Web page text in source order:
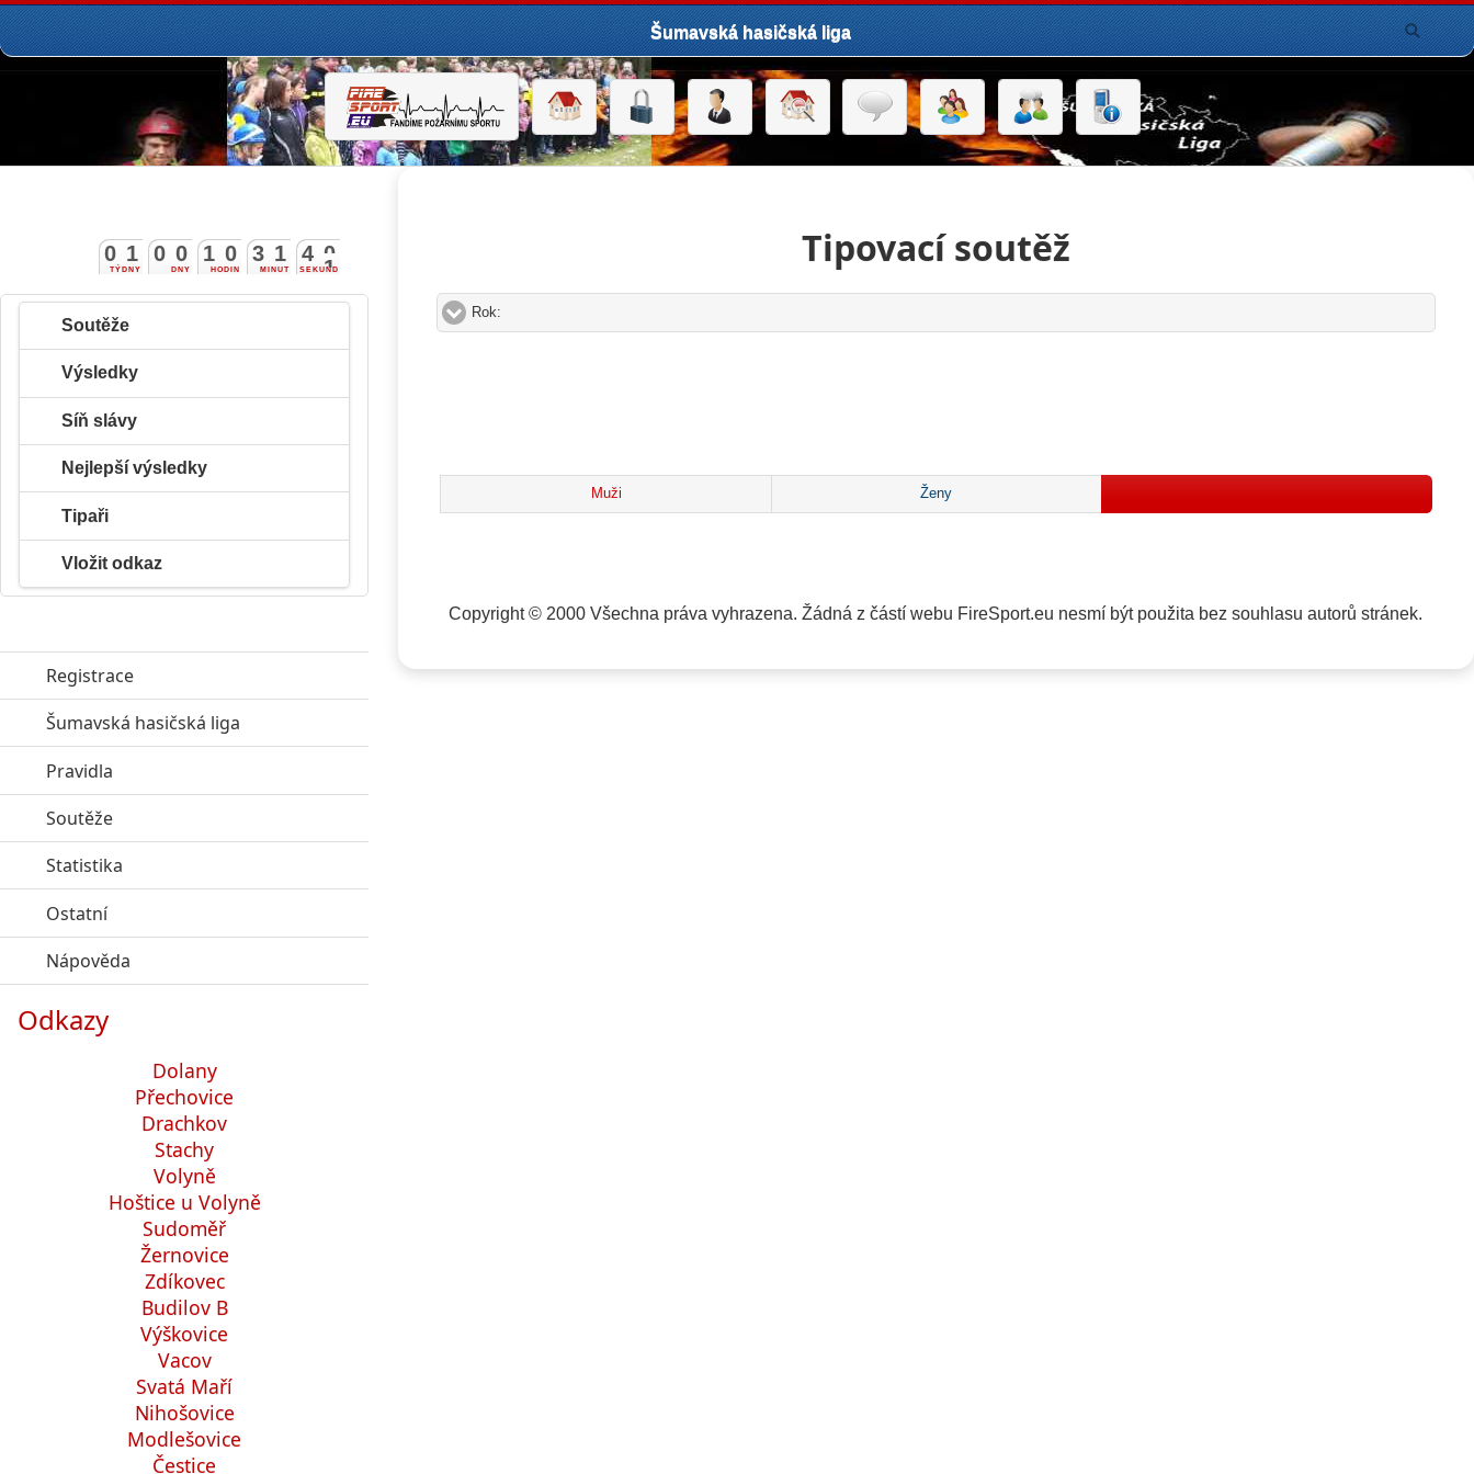
Šumavská hasičská liga
Tipovací soutěž
Rok:
Muži Ženy
Copyright © 2000 Všechna práva vyhrazena. Žádná z částí webu FireSport.eu nesmí být použita bez souhlasu autorů stránek.
TÝDNY
0 1
DNY
0 0
HODIN
1 0
MINUT
3 1
SEKUND
4 0
Soutěže
Výsledky
Síň slávy
Nejlepší výsledky
Tipaři
Vložit odkaz
Registrace
Šumavská hasičská liga
Pravidla
Soutěže
Statistika
Ostatníclick to expand contents
Nápověda
Odkazy
Dolany
Přechovice
Drachkov
Stachy
Volyně
Hoštice u Volyně
Sudoměř
Žernovice
Zdíkovec
Budilov B
Výškovice
Vacov
Svatá Maří
Nihošovice
Modlešovice
Čestice